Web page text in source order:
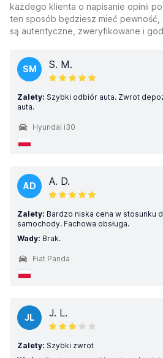
każdego klienta o napisanie opinii
ten sposób będziesz mieć
są autentyczne, zweryfikowane i
SM S. M.
Zalety: Szybki odbiór auta. Zwrot
auta.
Hyundai i30
AD A. D.
Zalety: Bardzo niska cena w stosunku
samochody. Fachowa obsługa.
Wady: Brak.
Fiat Panda
JL J. L.
Zalety: Szybki zwrot